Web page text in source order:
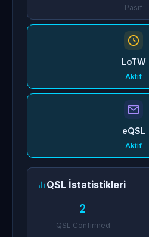
Pasif
LoTW
Aktif
eQSL
Aktif
QSL İstatistikleri
2
QSL Confirmed